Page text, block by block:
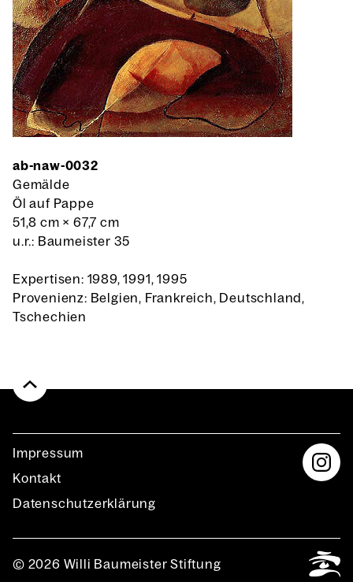
ab-naw-0032
Gemälde
Öl auf Pappe
51,8 cm ×67,7 cm
u.r.: Baumeister 35
Expertisen: 1989, 1991, 1995
Provenienz: Belgien, Frankreich, Deutschland,
Tschechien
© 2026 Willi Baumeister Stiftung
Impres­sum
Kon­takt
Daten­schutz­er­klä­rung